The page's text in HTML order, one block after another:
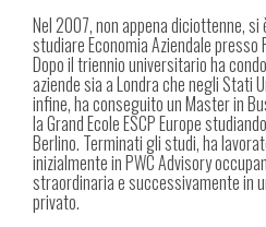
Nel 2007, non appena diciottenne,
studiare Economia Aziendale presso
Dopo il triennio universitario ha
aziende sia a Londra che negli Stati
infine, ha conseguito un Master in
la Grand Ecole ESCP Europe
Berlino. Terminati gli studi, ha
inizialmente in PWC Advisory
straordinaria e successivamente in
privato.